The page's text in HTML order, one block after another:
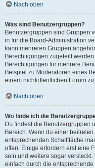
Nach oben
Was sind Benutzergruppen?
Benutzergruppen sind Gruppen
in für die Board-Administration
kann mehreren Gruppen
Berechtigungen zugeteilt
Berechtigungen für mehrere
Beispiel zu Moderatoren eines
einem nichtöffentlichen Forum
Nach oben
Wo finde ich die
Du findest die Benutzergruppen
Bereich. Wenn du einer
entsprechenden Schaltfläche
offen. Einige erfordern erst eine
sein und weitere sogar
einfach durch die